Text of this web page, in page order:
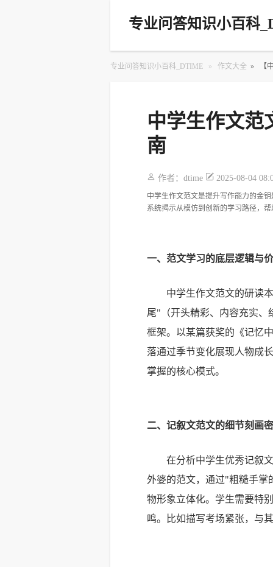
专业问答知识小百科
专业问答知识小百科_DTIME »作文大全 » 【
中学生作文范
南
作者：dtime 2025-08-04
中学生作文范文是提升写作能力的金
系统揭示从模仿到创新的学习路径，
一、范文学习的底层逻辑与
中学生作文范文的研读
尾"（开头精彩、内容充实、
框架。以某篇获奖的《记忆
落通过季节变化展现人物成
掌握的核心模式。
二、记叙文范文的细节刻画
在分析中学生优秀记叙
外婆的范文，通过"粗糙手
物形象立体化。学生需要特
鸣。比如描写考场紧张，与